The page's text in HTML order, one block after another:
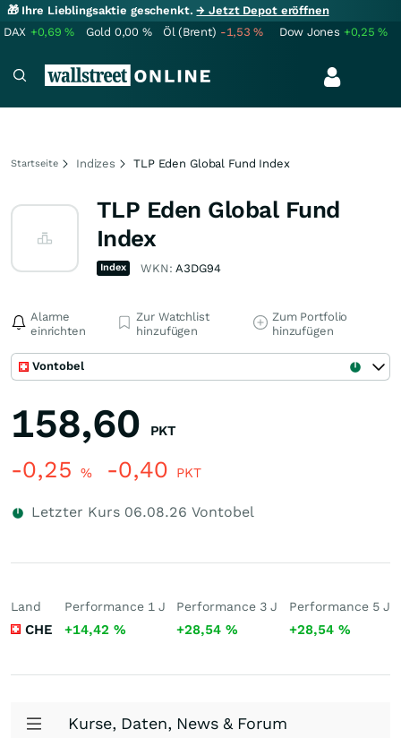
🎁 Ihre Lieblingsaktie geschenkt.→ Jetzt Depot eröffnen
DAX +0,69% Gold 0,00 % Öl (Brent) -1,53% Dow Jones +0,25%
Startseite Indizes TLP Eden Global Fund Index
TLP Eden Global Fund
Index
Index WKN:A3DG94
Alarme
einrichten
Zur Watchlist
hinzufügen
Zum Portfolio
hinzufügen
Vontobel
158,60 PKT
-0,25 % -0,40 PKT
Letzter Kurs 06.08.26 Vontobel
Land
CHE
Performance 1 J
+14,42 %
Performance 3 J
+28,54%
Performance 5 J
+28,54 %
Kurse, Daten, News & Forum